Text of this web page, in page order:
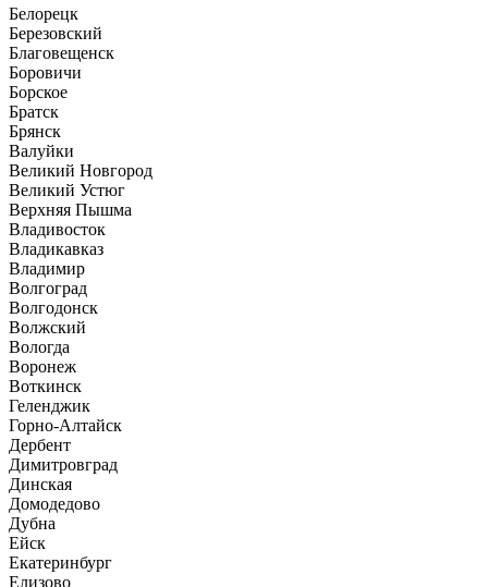
Белорецк
Березовский
Благовещенск
Боровичи
Борское
Братск
Брянск
Валуйки
Великий Новгород
Великий Устюг
Верхняя Пышма
Владивосток
Владикавказ
Владимир
Волгоград
Волгодонск
Волжский
Вологда
Воронеж
Воткинск
Геленджик
Горно-Алтайск
Дербент
Димитровград
Динская
Домодедово
Дубна
Ейск
Екатеринбург
Елизово